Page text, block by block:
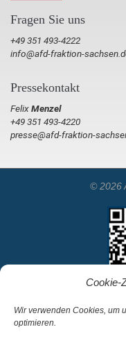
Cookie-
Wir verwenden Cookies, um
optimieren.
Fragen Sie uns
+49 351 493-4222
info@afd-fraktion-
Pressekontakt
FelixMenzel
+49 351 493-4220
presse@afd-fraktion-
© 2026